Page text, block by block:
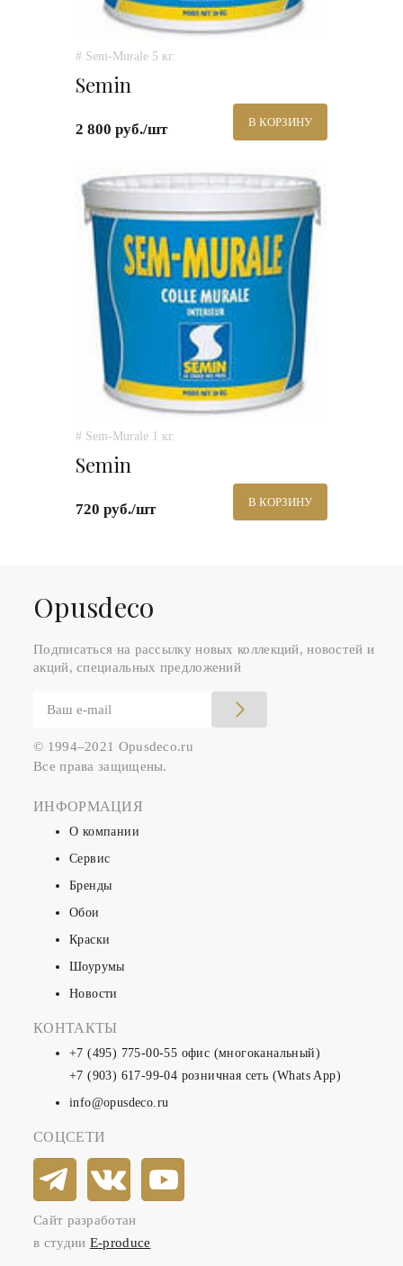
# Sem-Murale 5 кг.
Semin
2 800 руб./шт В КОРЗИНУ
# Sem-Murale 1 кг.
Semin
720 руб./шт В КОРЗИНУ
Оpusdeco
Подписаться на рассылку новых коллекций, новостей и
акций, специальных предложений
© 1994–2021 Opusdeco.ru
Все права защищены.
ИНФОРМАЦИЯ
О компании
Сервис
Бренды
Обои
Краски
Шоурумы
Новости
КОНТАКТЫ
+7 (495) 775-00-55 офис (многоканальный)
+7 (903) 617-99-04 розничная сеть (Whats App)
info@opusdeco.ru
СОЦСЕТИ
Сайт разработан
в студии E-produce